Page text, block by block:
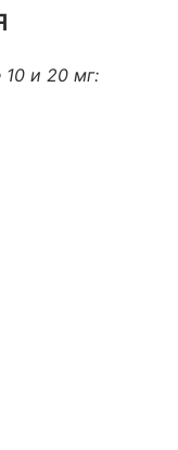
10 и 20 мг: